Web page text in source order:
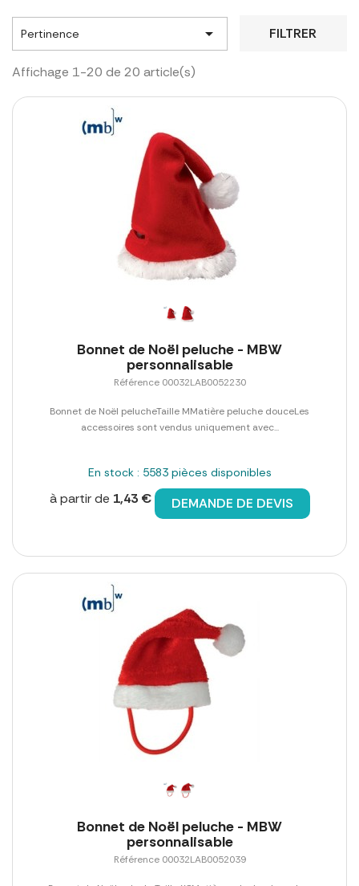
Pertinence  FILTRER
Affichage 1-20 de 20 article(s)
Bonnet de Noël peluche - MBW
personnalisable
Référence 00032LAB0052230
Bonnet de Noël pelucheTaille MMatière peluche douceLes
accessoires sont vendus uniquement avec...
En stock : 5583 pièces disponibles
à partir de 1,43 € DEMANDE DE DEVIS
Bonnet de Noël peluche - MBW
personnalisable
Référence 00032LAB0052039